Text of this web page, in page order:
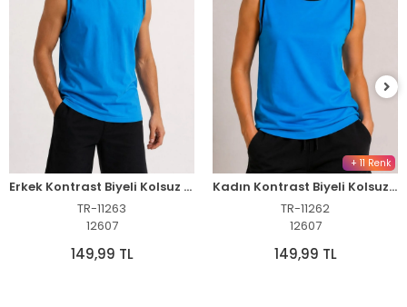
Erkek Kontrast Biyeli Kolsuz Atlet Bisiklet Yaka Yazlık Basic Atlet - Turkuaz
TR-11263
12607
149,99 TL
+ 11 Renk
Kadın Kontrast Biyeli Kolsuz Atlet Bisiklet Yaka Yazlık Basic Atlet - Turkuaz
TR-11262
12607
149,99 TL